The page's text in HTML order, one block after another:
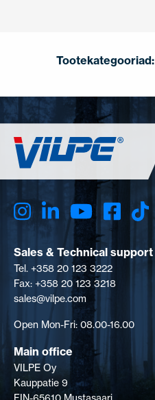
Tootekategooriad:
Sales & Technical support
Tel. +358 20 123 3222
Fax: +358 20 123 3218
sales@vilpe.com
Open Mon-Fri: 08.00-16.00
Main office
VILPE Oy
Kauppatie 9
FIN-65610 Mustasaari